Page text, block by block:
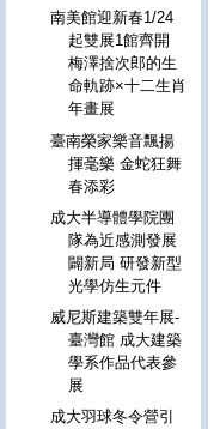
南美館迎新春1/24
起雙展1館齊開
梅澤捨次郎的生
命軌跡×十二生肖
年畫展
臺南榮家樂音飄揚
揮毫樂 金蛇狂舞
春添彩
成大半導體學院團
隊為近感測發展
闢新局 研發新型
光學仿生元件
威尼斯建築雙年展-
臺灣館 成大建築
學系作品代表參
展
成大羽球冬令營引